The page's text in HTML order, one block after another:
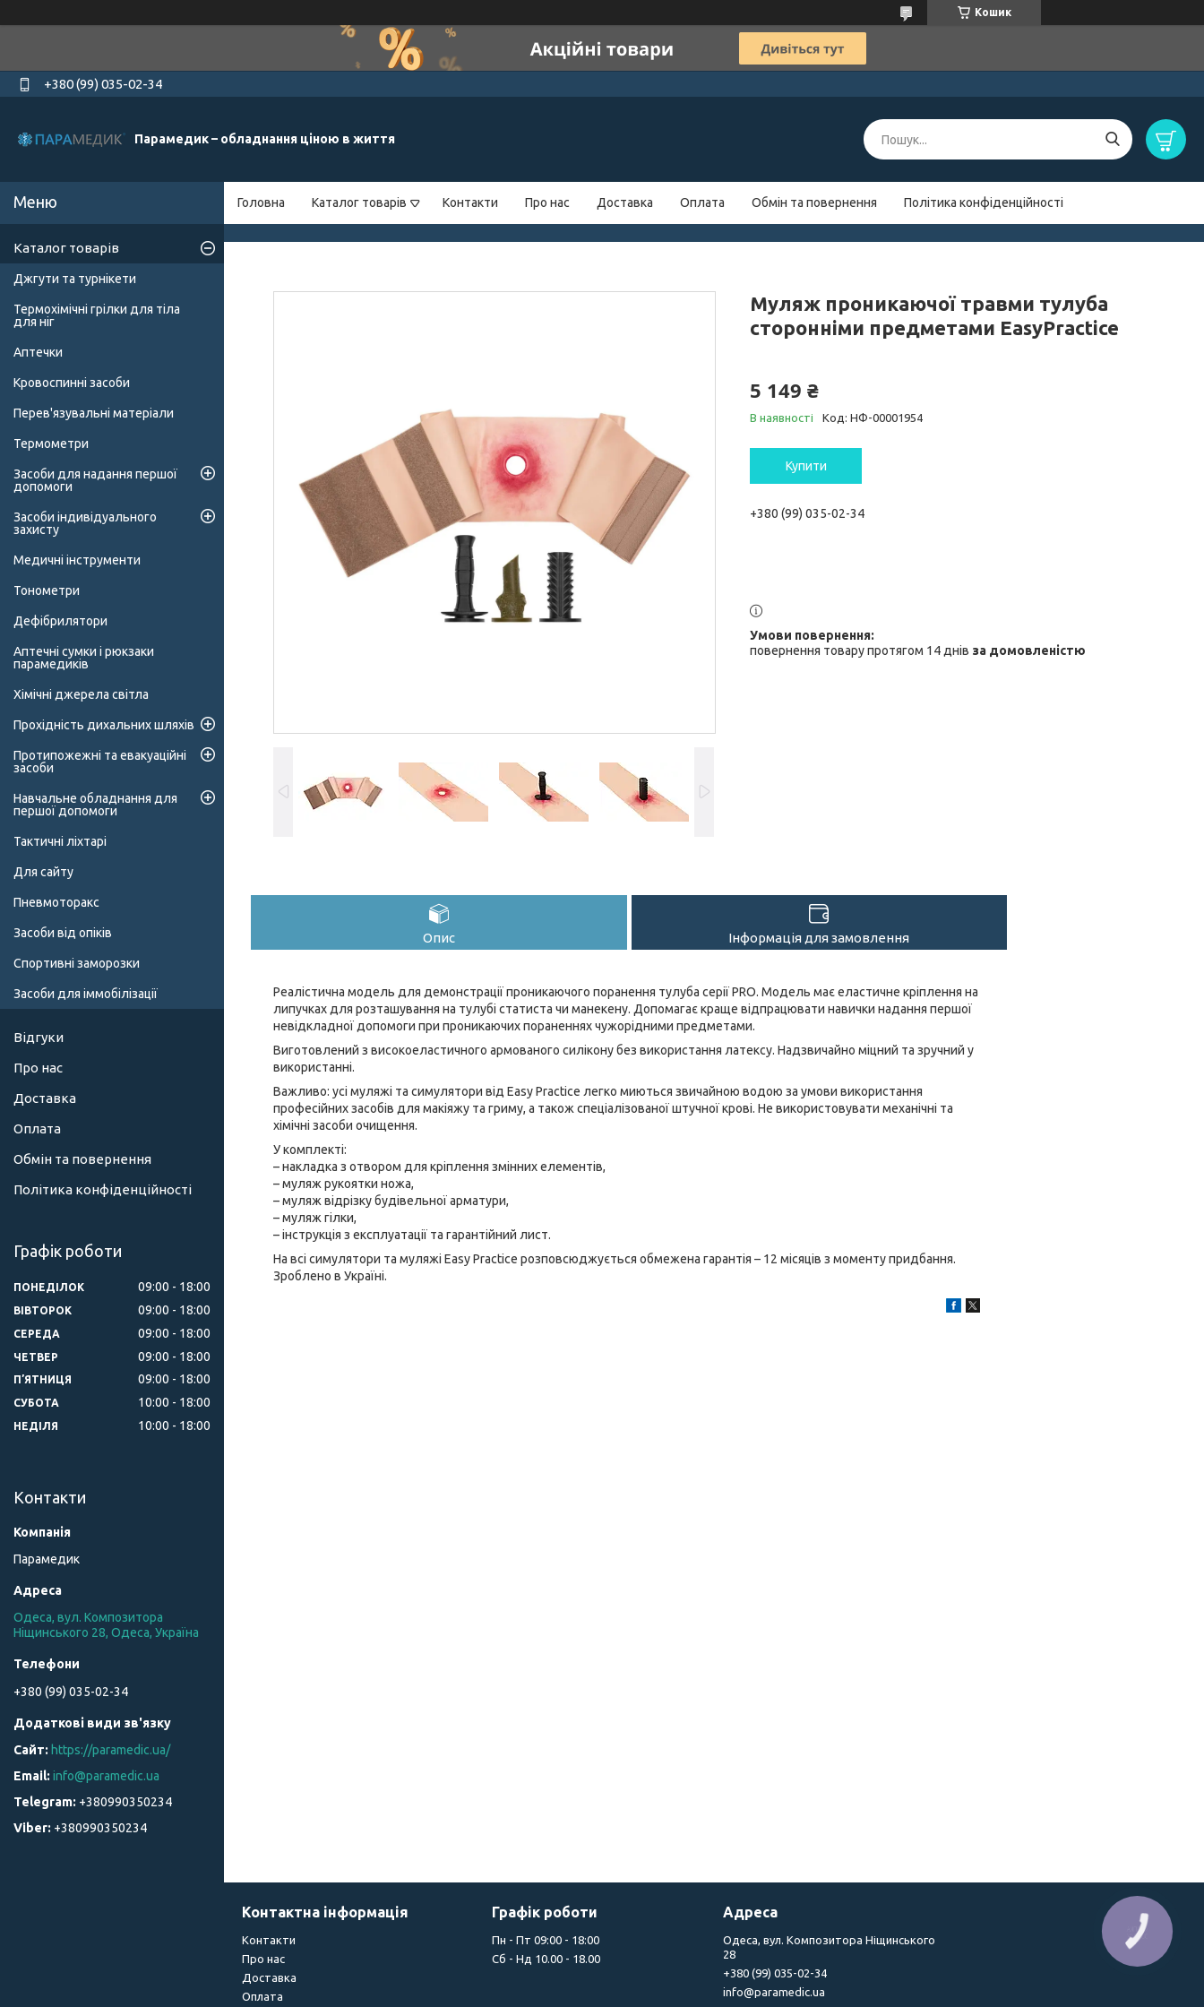
Кошик
+380 (99) 035-02-34
Парамедик – обладнання ціною в життя
Головна Каталог товарів Контакти Про нас Доставка Оплата Обмін та повернення Політика конфіденційності
Муляж проникаючої травми тулуба
сторонніми предметами EasyPractice
5 149 ₴
В наявності Код: НФ-00001954
Купити
+380 (99) 035-02-34
повернення товару протягом 14 днів за домовленістю
Опис Інформація для замовлення
Реалістична модель для демонстрації проникаючого поранення тулуба серії PRO. Модель має еластичне кріплення на
липучках для розташування на тулубі статиста чи манекену. Допомагає краще відпрацювати навички надання першої
невідкладної допомоги при проникаючих пораненнях чужорідними предметами.
Виготовлений з високоеластичного армованого силікону без використання латексу. Надзвичайно міцний та зручний у
використанні.
Важливо: усі муляжі та симулятори від Easy Practice легко миються звичайною водою за умови використання
професійних засобів для макіяжу та гриму, а також спеціалізованої штучної крові. Не використовувати механічні та
хімічні засоби очищення.
У комплекті:
– накладка з отвором для кріплення змінних елементів,
– муляж рукоятки ножа,
– муляж відрізку будівельної арматури,
– муляж гілки,
– інструкція з експлуатації та гарантійний лист.
На всі симулятори та муляжі Easy Practice розповсюджується обмежена гарантія – 12 місяців з моменту придбання.
Зроблено в Україні.
Каталог товарів
Джгути та турнікети
Термохімічні грілки для тіла
для ніг
Аптечки
Кровоспинні засоби
Перев'язувальні матеріали
Термометри
Засоби для надання першої
допомоги
Засоби індивідуального
захисту
Медичні інструменти
Тонометри
Дефібрилятори
Аптечні сумки і рюкзаки
парамедиків
Хімічні джерела світла
Прохідність дихальних шляхів
Протипожежні та евакуаційні
засоби
Навчальне обладнання для
першої допомоги
Тактичні ліхтарі
Для сайту
Пневмоторакс
Засоби від опіків
Спортивні заморозки
Засоби для іммобілізації
Відгуки
Про нас
Доставка
Оплата
Обмін та повернення
Політика конфіденційності
Графік роботи
ПОНЕДІЛОК 09:00 18:00
ВІВТОРОК 09:00 18:00
СЕРЕДА 09:00 18:00
ЧЕТВЕР 09:00 18:00
ПʼЯТНИЦЯ 09:00 18:00
СУБОТА 10:00 18:00
НЕДІЛЯ 10:00 18:00
Контакти
Парамедик
Одеса, вул. Композитора
Ніщинського 28, Одеса, Україна
+380 (99) 035-02-34
https://paramedic.ua/
info@paramedic.ua
+380990350234
+380990350234
Контактна інформація
Контакти
Про нас
Доставка
Оплата
Графік роботи
Пн - Пт 09:00 - 18:00
Сб - Нд 10.00 - 18.00
Адреса
Одеса, вул. Композитора Ніщинського
28
+380 (99) 035-02-34
info@paramedic.ua
КНОПКА
ЗВ'ЯЗКУ